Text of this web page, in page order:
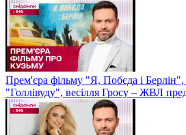
Прем'єра фільму "Я, Побєда і Берлін",
"Голлівуду", весілля Гросу – ЖВЛ